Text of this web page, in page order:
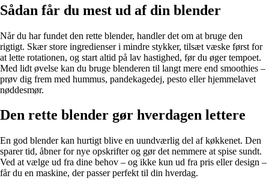
Sådan får du mest ud af din blender
Når du har fundet den rette blender, handler det om at bruge den
rigtigt. Skær store ingredienser i mindre stykker, tilsæt væske først for
at lette rotationen, og start altid på lav hastighed, før du øger tempoet.
Med lidt øvelse kan du bruge blenderen til langt mere end smoothies –
prøv dig frem med hummus, pandekagedej, pesto eller hjemmelavet
nøddesmør.
Den rette blender gør hverdagen lettere
En god blender kan hurtigt blive en uundværlig del af køkkenet. Den
sparer tid, åbner for nye opskrifter og gør det nemmere at spise sundt.
Ved at vælge ud fra dine behov – og ikke kun ud fra pris eller design –
får du en maskine, der passer perfekt til din hverdag.